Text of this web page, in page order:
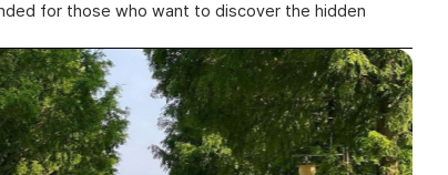
for those who want to discover the hidden
미국마을(Namhae American Village)|@vinluv11